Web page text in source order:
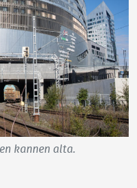
kannen alta.